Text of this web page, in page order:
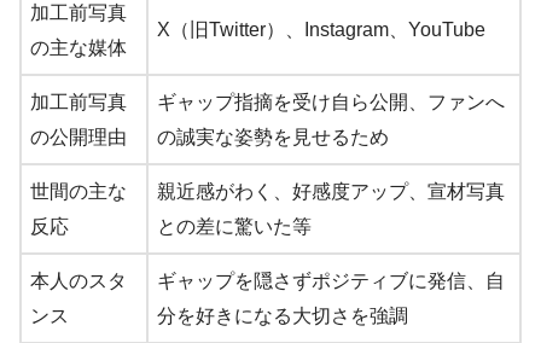
加工前写真
の主な媒体
X（旧Twitter）、Instagram、YouTube
加工前写真
の公開理由
ギャップ指摘を受け自ら公開、ファンへ
の誠実な姿勢を見せるため
世間の主な
反応
親近感がわく、好感度アップ、宣材写真
との差に驚いた等
本人のスタ
ンス
ギャップを隠さずポジティブに発信、自
分を好きになる大切さを強調